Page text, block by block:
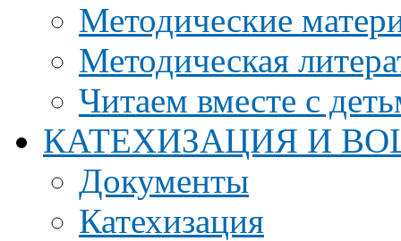
Методические
Методическая
Читаем вместе с
КАТЕХИЗАЦИЯ И
Документы
Катехизация